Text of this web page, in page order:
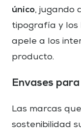
único, jugando
tipografía y los
apele a los
producto.
Envases
Las marcas
sostenibilidad